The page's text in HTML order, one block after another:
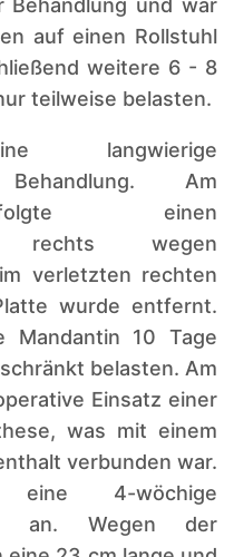
Behandlung und war
auf einen Rollstuhl
weitere 6 - 8
teilweise belasten.
langwierige
Behandlung. Am
einen
rechts wegen
verletzten rechten
wurde entfernt.
Mandantin 10 Tage
belasten. Am
Einsatz einer
was mit einem
verbunden war.
4-wöchige
an. Wegen der